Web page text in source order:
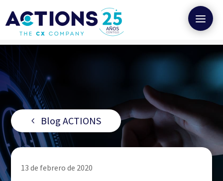
Blog ACTIONS
13 de febrero de 2020